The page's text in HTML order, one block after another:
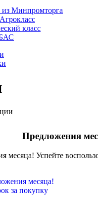
из Минпромторга
класс
Предложения
месяца! Успейте
месяца!
за покупку